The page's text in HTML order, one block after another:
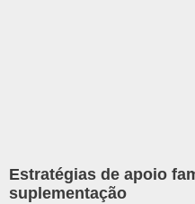
Estratégias de apoio
suplementação